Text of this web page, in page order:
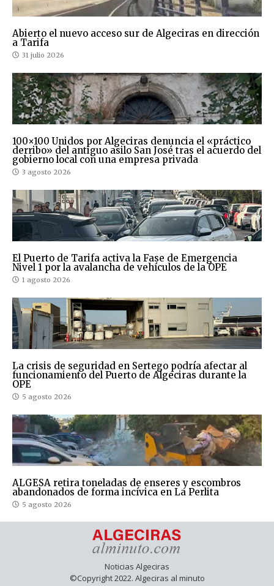
Abierto el nuevo acceso sur de Algeciras en dirección
a Tarifa
31 julio 2026
100×100 Unidos por Algeciras denuncia el «práctico
derribo» del antiguo asilo San José tras el acuerdo del
gobierno local con una empresa privada
3 agosto 2026
El Puerto de Tarifa activa la Fase de Emergencia
Nivel 1 por la avalancha de vehículos de la OPE
1 agosto 2026
La crisis de seguridad en Sertego podría afectar al
funcionamiento del Puerto de Algeciras durante la
OPE
5 agosto 2026
ALGESA retira toneladas de enseres y escombros
abandonados de forma incívica en La Perlita
5 agosto 2026
Noticias Algeciras
©Copyright 2022. Algeciras al minuto